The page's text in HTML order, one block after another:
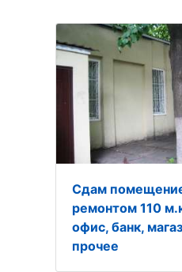
Сдам
ремонтом 110
офис, банк,
прочее